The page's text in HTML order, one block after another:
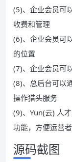
(5)、企业会员可
收费和管理
(6)、企业会员可
的位置
(7)、企业会员可
(8)、总后台可以
操作猎头服务
(9)、Yun(云) 人
功能，方便运营
源码截图